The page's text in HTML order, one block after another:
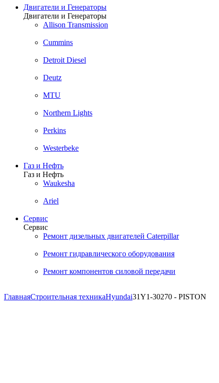
Двигатели и Генераторы
Двигатели и Генераторы
Allison Transmission
Cummins
Detroit Diesel
Deutz
MTU
Northern Lights
Perkins
Westerbeke
Газ и Нефть
Газ и Нефть
Waukesha
Ariel
Сервис
Сервис
Ремонт дизельных двигателей Caterpillar
Ремонт гидравлического оборудования
Ремонт компонентов силовой передачи
ГлавнаяСтроительная техникаHyundai31Y1-30270 - PISTON